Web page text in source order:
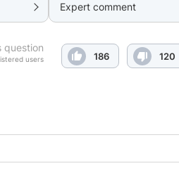
Expert comment
question
users 186 120